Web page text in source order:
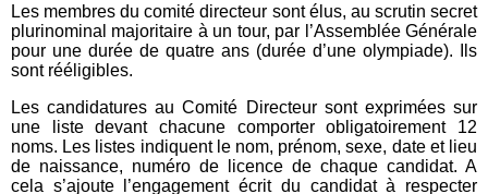
Les membres du comité directeur sont élus, au scrutin secret
plurinominal majoritaire à un tour, par l’Assemblée Générale
pour une durée de quatre ans (durée d’une olympiade). Ils
sont rééligibles.
Les candidatures au Comité Directeur sont exprimées sur
une liste devant chacune comporter obligatoirement 12
noms. Les listes indiquent le nom, prénom, sexe, date et lieu
de naissance, numéro de licence de chaque candidat. A
cela s’ajoute l’engagement écrit du candidat à respecter